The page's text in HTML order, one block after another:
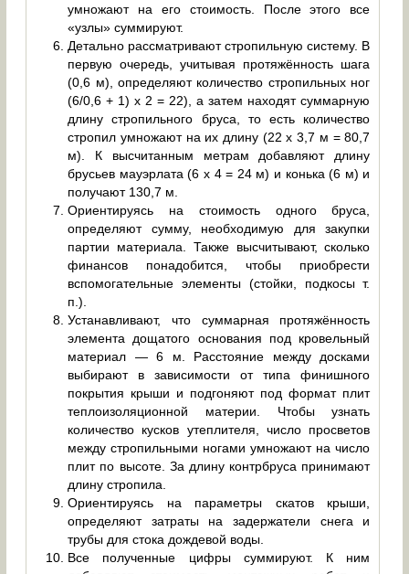
умножают на его стоимость. После этого все
«узлы» суммируют.
Детально рассматривают стропильную систему. В
первую очередь, учитывая протяжённость шага
(0,6 м), определяют количество стропильных ног
(6/0,6 + 1) х 2 = 22), а затем находят суммарную
длину стропильного бруса, то есть количество
стропил умножают на их длину (22 х 3,7 м = 80,7
м). К высчитанным метрам добавляют длину
брусьев мауэрлата (6 х 4 = 24 м) и конька (6 м) и
получают 130,7 м.
Ориентируясь на стоимость одного бруса,
определяют сумму, необходимую для закупки
партии материала. Также высчитывают, сколько
финансов понадобится, чтобы приобрести
вспомогательные элементы (стойки, подкосы т.
п.).
Устанавливают, что суммарная протяжённость
элемента дощатого основания под кровельный
материал — 6 м. Расстояние между досками
выбирают в зависимости от типа финишного
покрытия крыши и подгоняют под формат плит
теплоизоляционной материи. Чтобы узнать
количество кусков утеплителя, число просветов
между стропильными ногами умножают на число
плит по высоте. За длину контрбруса принимают
длину стропила.
Ориентируясь на параметры скатов крыши,
определяют затраты на задержатели снега и
трубы для стока дождевой воды.
Все полученные цифры суммируют. К ним